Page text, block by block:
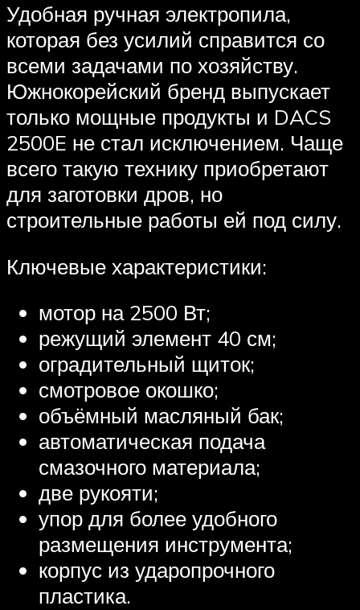
Удобная ручная электропила,
которая без усилий справится со
всеми задачами по хозяйству.
Южнокорейский бренд выпускает
только мощные продукты и DACS
2500E не стал исключением. Чаще
всего такую технику приобретают
для заготовки дров, но
строительные работы ей под силу.
Ключевые характеристики:
мотор на 2500 Вт;
режущий элемент 40 см;
оградительный щиток;
смотровое окошко;
объёмный масляный бак;
автоматическая подача
смазочного материала;
две рукояти;
упор для более удобного
размещения инструмента;
корпус из ударопрочного
пластика.